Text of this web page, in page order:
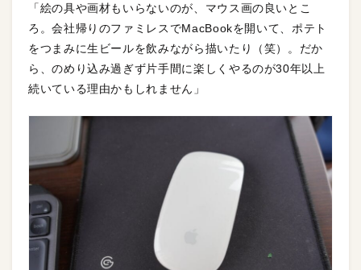
「絵の具や画材もいらないのが、マウス画の良いとこ
ろ。会社帰りのファミレスでMacBookを開いて、ポテト
をつまみに生ビールを飲みながら描いたり（笑）。だか
ら、のめり込み過ぎず片手間に楽しくやるのが30年以上
続いている理由かもしれません」